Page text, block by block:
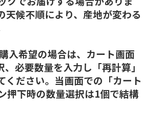
天候不順により、産地が変わる
入希望の場合は、カート画面
必要数量を入力し「再計算」
ください。当画面での「カート
押下時の数量選択は1個で結構